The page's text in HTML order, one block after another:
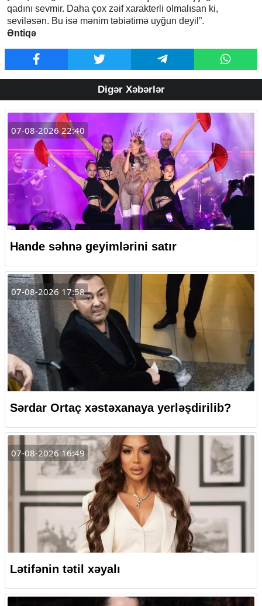
qadını sevmir. Daha çox zəif xarakterli olmalısan ki,
seviləsən. Bu isə mənim təbiətimə uyğun deyil”.
Əntiqə
Digər Xəbərlər
07-08-2026 22:40
Hande səhnə geyimlərini satır
07-08-2026 17:58
Sərdar Ortaç xəstəxanaya yerləşdirilib?
07-08-2026 16:49
Lətifənin tətil xəyalı